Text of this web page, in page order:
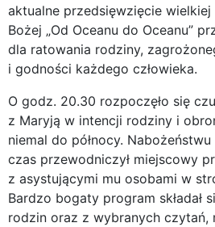
aktualne przedsięwzięcie
Bożej „Od Oceanu do Oceanu”
dla ratowania rodziny,
i godności każdego człowieka.
O godz. 20.30 rozpoczęło się
z Maryją w intencji rodziny i
niemal do północy.
czas przewodniczył miejscowy
z asystującymi mu osobami w
Bardzo bogaty program składał
rodzin oraz z wybranych czytań,